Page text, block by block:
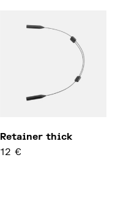
Retainer thick
12 €